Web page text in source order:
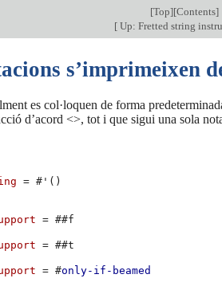
[Top][Contents]
[ Up: Fretted string
s’imprimeixen
es col·loquen de forma
d’acord <>, tot i que sigui una sola
= # ' ()
= ##f
= ##t
= #only-if-beamed